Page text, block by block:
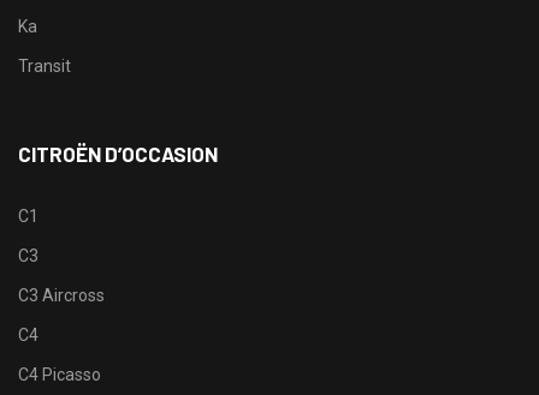
Ka
Transit
CITROËN D’OCCASION
C1
C3
C3 Aircross
C4
C4 Picasso